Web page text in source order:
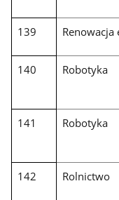
139
140 Robotyka
141 Robotyka
142 Rolnictwo